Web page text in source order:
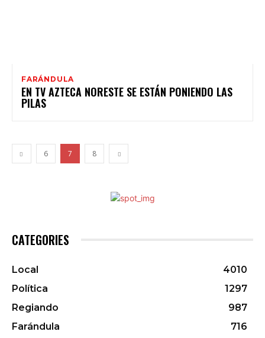
FARÁNDULA
EN TV AZTECA NORESTE SE ESTÁN PONIENDO LAS
PILAS
6 7 8
CATEGORIES
Local
4010
Política
1297
Regiando
987
Farándula
716